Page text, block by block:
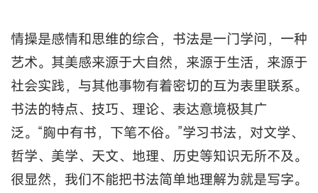
情操是感情和思维的综合，书法是一门学问，一种
艺术。其美感来源于大自然，来源于生活，来源于
社会实践，与其他事物有着密切的互为表里联系。
书法的特点、技巧、理论、表达意境极其广
泛。“胸中有书，下笔不俗。”学习书法，对文学、
哲学、美学、天文、地理、历史等知识无所不及。
很显然，我们不能把书法简单地理解为就是写字。